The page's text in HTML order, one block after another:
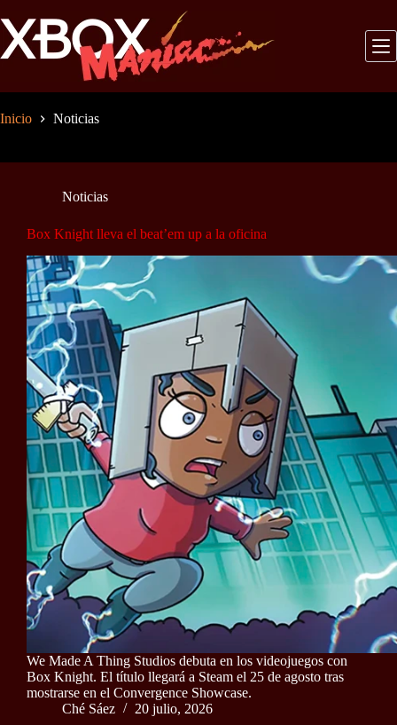
al
contenido
Inicio Noticias
Noticias
Box Knight lleva el beat’em up a la oficina
We Made A Thing Studios debuta en los videojuegos con
Box Knight. El título llegará a Steam el 25 de agosto tras
mostrarse en el Convergence Showcase.
Ché Sáez
20 julio, 2026